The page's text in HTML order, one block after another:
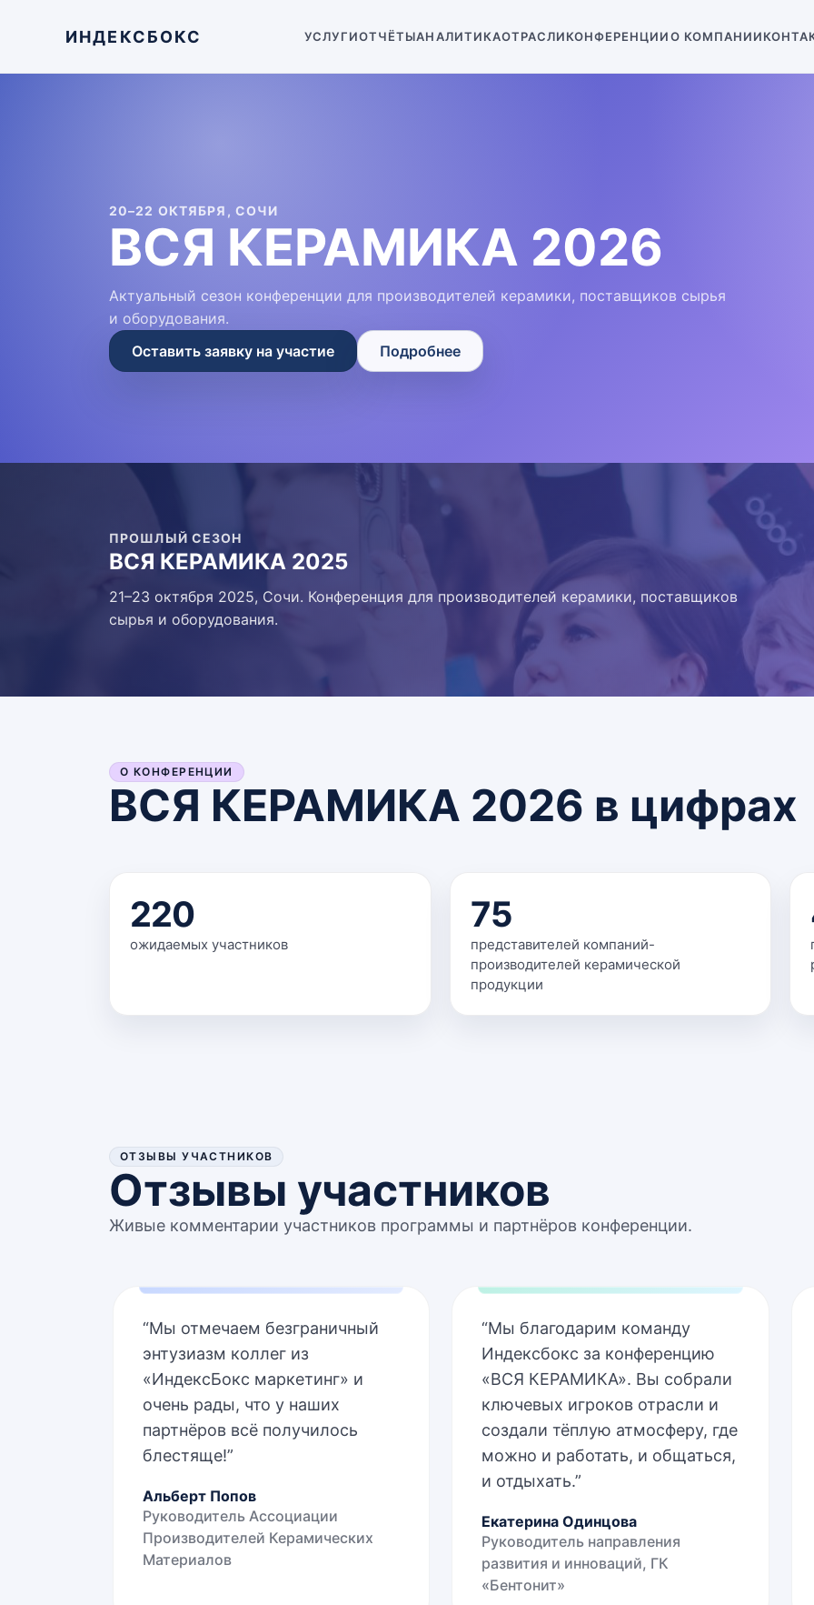
ИНДЕКСБОКС УСЛУГИОТЧЁТЫАНАЛИТИКАОТРАСЛИКОНФЕРЕНЦИИО КОМПАНИИ
20–22 ОКТЯБРЯ, СОЧИ
ВСЯ КЕРАМИКА 2026
Актуальный сезон конференции для производителей керамики, поставщиков сырья
и оборудования.
Оставить заявку на участие
Подробнее
ПРОШЛЫЙ СЕЗОН
ВСЯ КЕРАМИКА 2025
21–23 октября 2025, Сочи. Конференция для производителей керамики, поставщиков
сырья и оборудования.
О КОНФЕРЕНЦИИ
ВСЯ КЕРАМИКА 2026 в цифрах
220
ожидаемых участников
75
представителей компаний-
производителей керамической
продукции
ОТЗЫВЫ УЧАСТНИКОВ
Отзывы участников
Живые комментарии участников программы и партнёров конференции.
“Мы отмечаем безграничный
энтузиазм коллег из
«ИндексБокс маркетинг» и
очень рады, что у наших
партнёров всё получилось
блестяще!”
Альберт Попов
Руководитель Ассоциации
Производителей Керамических
Материалов
“Мы благодарим команду
Индексбокс за конференцию
«ВСЯ КЕРАМИКА». Вы собрали
ключевых игроков отрасли и
создали тёплую атмосферу, где
можно и работать, и общаться,
и отдыхать.”
Екатерина Одинцова
Руководитель направления
развития и инноваций, ГК
«Бентонит»